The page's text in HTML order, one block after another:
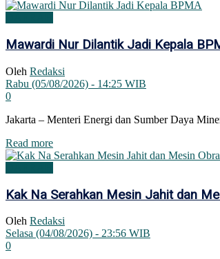
Mawardi Nur Dilantik Jadi Kepala
Oleh Redaksi
Rabu (05/08/2026) - 14:25 WIB
0
Jakarta – Menteri Energi dan Sumber Daya
Read moreDetails
Kak Na Serahkan Mesin Jahit dan
Oleh Redaksi
Selasa (04/08/2026) - 23:56 WIB
0